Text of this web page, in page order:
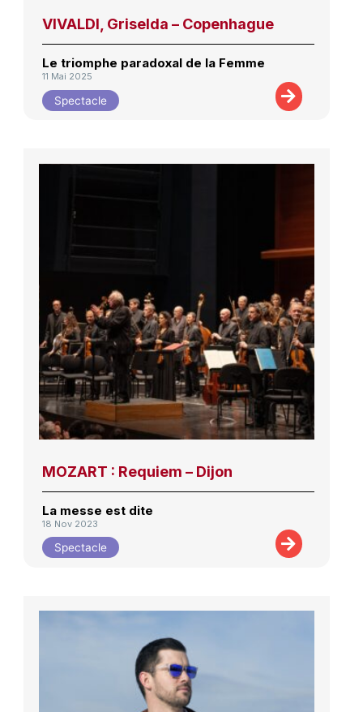
VIVALDI, Griselda – Copenhague
Le triomphe paradoxal de la Femme
11 Mai 2025
Spectacle
MOZART : Requiem – Dijon
La messe est dite
18 Nov 2023
Spectacle